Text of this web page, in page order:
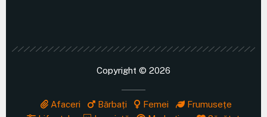
Copyright © 2026
Afaceri Bărbați Femei
Frumusețe